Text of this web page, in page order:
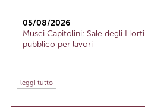
05/08/2026
Musei Capitolini: Sale degli
pubblico per lavori
leggi tutto